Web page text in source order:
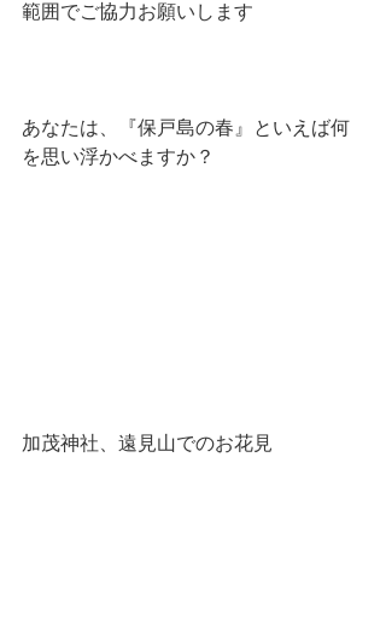
範囲でご協力お願いします
あなたは、『保戸島の春』といえば何
を思い浮かべますか？
加茂神社、遠見山でのお花見